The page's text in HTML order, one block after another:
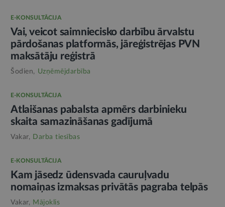
E-KONSULTĀCIJA
Vai, veicot saimniecisko darbību ārvalstu
pārdošanas platformās, jāreģistrējas PVN
maksātāju reģistrā
Šodien, Uzņēmējdarbība
E-KONSULTĀCIJA
Atlaišanas pabalsta apmērs darbinieku
skaita samazināšanas gadījumā
Vakar, Darba tiesības
E-KONSULTĀCIJA
Kam jāsedz ūdensvada cauruļvadu
nomaiņas izmaksas privātās pagraba telpās
Vakar, Mājoklis